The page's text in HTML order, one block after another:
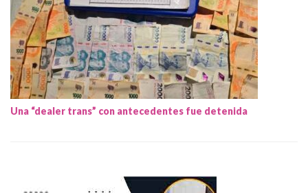
Una “dealer trans” con antecedentes fue detenida